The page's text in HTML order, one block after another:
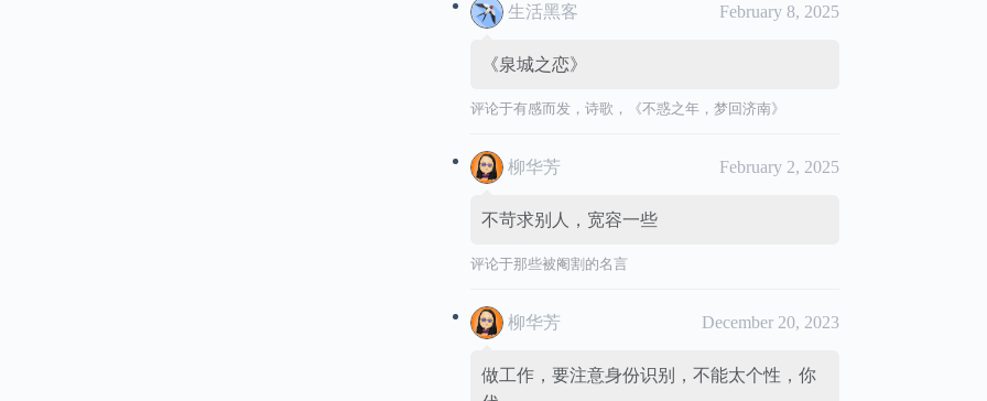
生活黑客 February 8, 2025
《泉城之恋》
评论于有感而发，诗歌，《不惑之年，梦回济南》
柳华芳 February 2, 2025
不苛求别人，宽容一些
评论于那些被阉割的名言
柳华芳 December 20, 2023
做工作，要注意身份识别，不能太个性，你